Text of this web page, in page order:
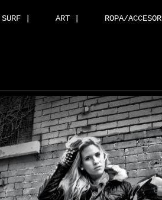
SURF | ART | ROPA/